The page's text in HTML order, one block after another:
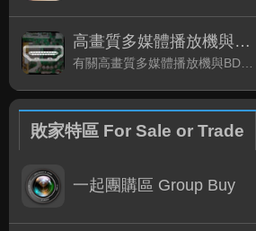
高畫質多媒體播放機與BD討論區
有關高畫質多媒體播放機與BD相關討論區
敗家特區 For Sale or Trade
一起團購區 Group Buy